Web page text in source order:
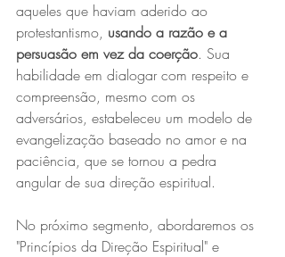
aqueles que haviam aderido ao
protestantismo, usando a razão e a
persuasão em vez da coerção. Sua
habilidade em dialogar com respeito e
compreensão, mesmo com os
adversários, estabeleceu um modelo de
evangelização baseado no amor e na
paciência, que se tornou a pedra
angular de sua direção espiritual.
No próximo segmento, abordaremos os
"Princípios da Direção Espiritual" e